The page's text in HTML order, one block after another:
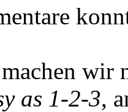
machen wir
as 1-2-3,